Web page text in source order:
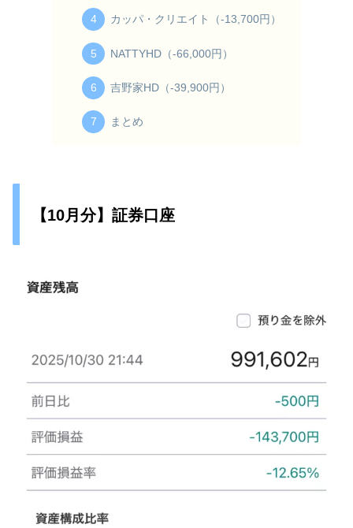
カッパ・クリエイト（-13,700円）
NATTYHD（-66,000円）
吉野家HD（-39,900円）
まとめ
【10月分】証券口座